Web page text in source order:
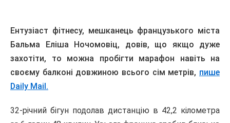
Ентузіаст фітнесу, мешканець французького міста
Бальма Еліша Ночомовіц, довів, що якщо дуже
захотіти, то можна пробігти марафон навіть на
своєму балконі довжиною всього сім метрів, пише
Daily Mail.
32-річний бігун подолав дистанцію в 42,2 кілометра